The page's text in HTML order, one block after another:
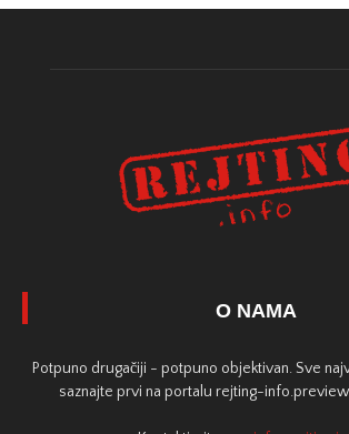
O NAMA
Potpuno drugačiji - potpuno objektivan. Sve
saznajte prvi na portalu rejting-